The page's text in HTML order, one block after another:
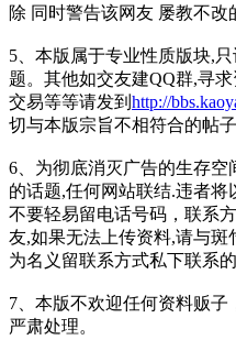
除 同时警告该网友 屡教不改
5、本版属于专业性质版块,
题。其他如交友建QQ群,寻
交易等等请发到 http://
切与本版宗旨不相符合的帖
6、为彻底消灭广告的生存
的话题,任何网站联结.违者
不要轻易留电话号码，联系
友,如果无法上传资料,请与
为名义留联系方式私下联系
7、本版不欢迎任何资料贩子
严肃处理。